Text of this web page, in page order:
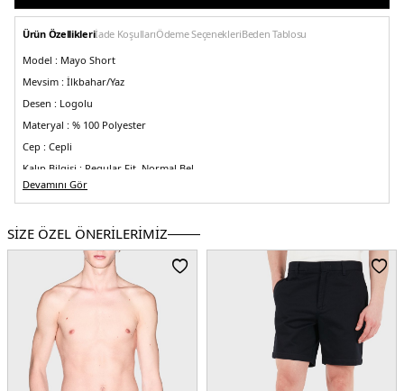
Ürün Özellikleriİade KoşullarıÖdeme SeçenekleriBeden Tablosu
Model : Mayo Short
Mevsim : İlkbahar/Yaz
Desen : Logolu
Materyal : % 100 Polyester
Cep : Cepli
Kalıp Bilgisi : Regular Fit, Normal Bel
Menşei :Çin
5DE1XM000812AF13556UB101.12
Devamını Gör
SİZE ÖZEL ÖNERİLERİMİZ